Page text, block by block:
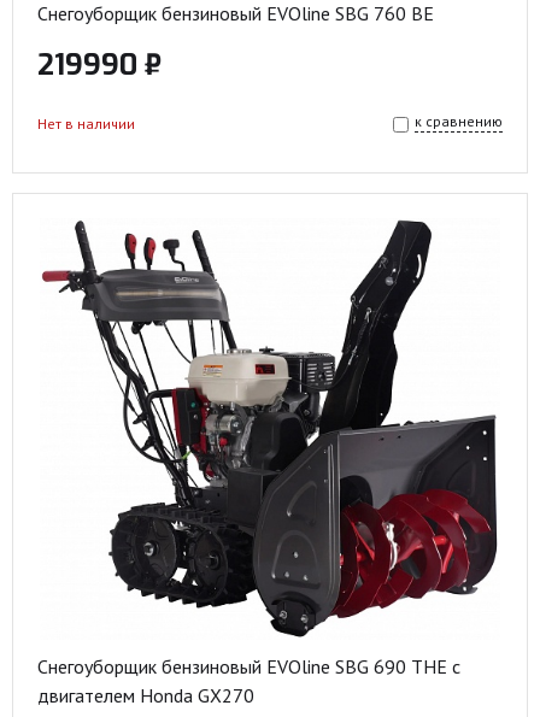
Снегоуборщик бензиновый EVOline SBG 760 BE
219990 ₽
к сравнению
Нет в наличии
Снегоуборщик бензиновый EVOline SBG 690 THE с
двигателем Honda GX270